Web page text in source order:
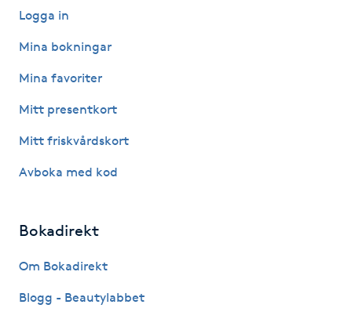
Hot yoga
Huduppstramning
Logga in
Mina bokningar
Mina favoriter
Mitt presentkort
Mitt friskvårdskort
Avboka med kod
Bokadirekt
Om Bokadirekt
Blogg - Beautylabbet